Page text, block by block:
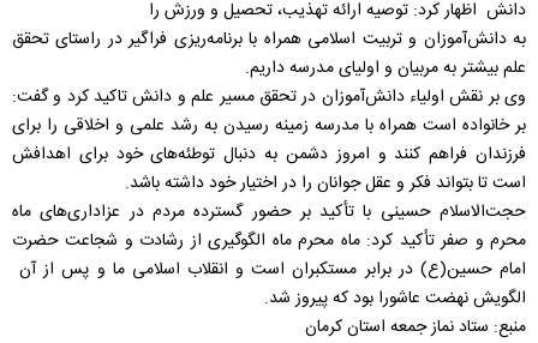
دانش اظهار کرد: توصیه ارائه تهذیب، تحصیل و ورزش را
به دانش‌آموزان و تربیت اسلامی همراه با برنامه‌ریزی فراگیر در راستای تحقق
علم بیشتر به مربیان و اولیای مدرسه داریم.
وی بر نقش اولیاء دانش‌آموزان در تحقق مسیر علم و دانش تاکید کرد و گفت:
بر خانواده است همراه با مدرسه زمینه رسیدن به رشد علمی و اخلاقی را برای
فرزندان فراهم کنند و امروز دشمن به دنبال توطئه‌های خود برای اهدافش
است تا بتواند فکر و عقل جوانان را در اختیار خود داشته باشد.
حجت‌الاسلام حسینی با تأکید بر حضور گسترده مردم در عزاداری‌های ماه
محرم و صفر تأکید کرد: ماه محرم ماه الگوگیری از رشادت و شجاعت حضرت
امام حسین(ع) در برابر مستکبران است و انقلاب اسلامی ما و پس از آن
الگویش نهضت عاشورا بود که پیروز شد.
منبع: ستاد نماز جمعه استان کرمان